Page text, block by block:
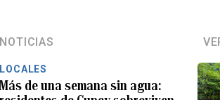
NOTICIAS
LOCALES
Más de una semana sin agua: